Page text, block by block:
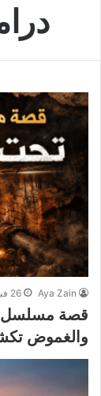
Aya Zain 26 فبراير، 2026
قصة مسلسل
والغموض